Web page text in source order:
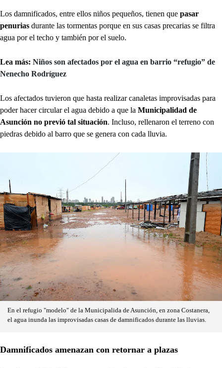
Los damnificados, entre ellos niños pequeños, tienen que pasar
penurias durante las tormentas porque en sus casas precarias se filtra
agua por el techo y también por el suelo.
Lea más: Niños son afectados por el agua en barrio “refugio” de
Nenecho Rodríguez
Los afectados tuvieron que hasta realizar canaletas improvisadas para
poder hacer circular el agua debido a que la Municipalidad de
Asunción no previó tal situación. Incluso, rellenaron el terreno con
piedras debido al barro que se genera con cada lluvia.
En el refugio "modelo" de la Municipalida de Asunción, en zona Costanera,
el agua inunda las improvisadas casas de damnificados durante las lluvias.
Damnificados amenazan con retornar a plazas